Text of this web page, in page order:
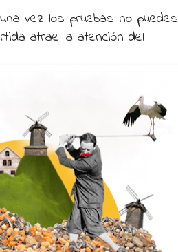
vez los pruebas no puedes
atrae la atención del